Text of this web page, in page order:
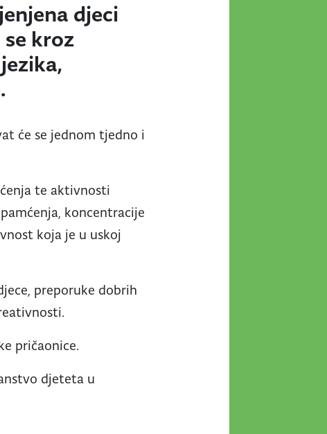
djeci
kroz
će se jednom tjedno i
te aktivnosti
koncentracije
koja je u uskoj
preporuke dobrih
pričaonice.
djeteta u